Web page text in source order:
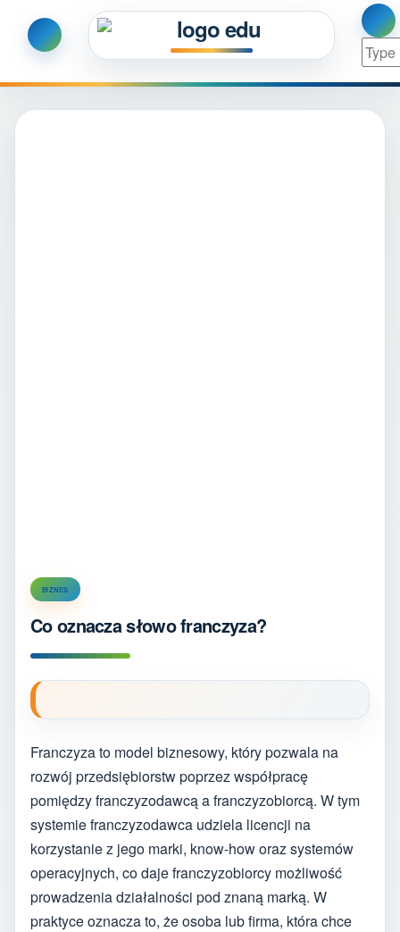
BIZNES
Co oznacza słowo franczyza?
Franczyza to model biznesowy, który pozwala na
rozwój przedsiębiorstw poprzez współpracę
pomiędzy franczyzodawcą a franczyzobiorcą. W tym
systemie franczyzodawca udziela licencji na
korzystanie z jego marki, know-how oraz systemów
operacyjnych, co daje franczyzobiorcy możliwość
prowadzenia działalności pod znaną marką. W
praktyce oznacza to, że osoba lub firma, która chce